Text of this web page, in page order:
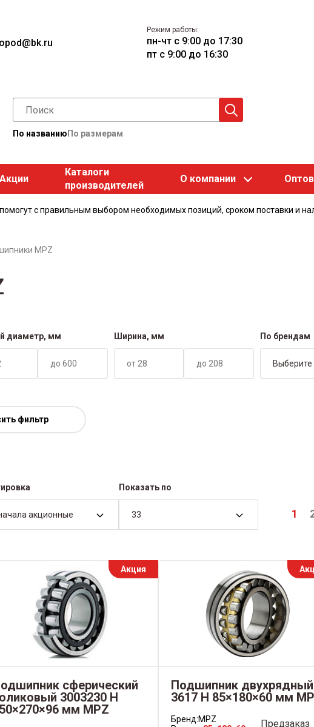
Режим работы:
пн-чт с 9:00 до 17:30
пт с 9:00 до 16:30
По названию По размерам
Акции
Каталоги
производителей
О компании
с правильным выбором необходимых позиций, сроком поставки и
MPZ
диаметр, мм Ширина, мм По брендам
Выберите
фильтр
акционные
Показать по
33 1
Акция
сферический
3003230 Н
мм MPZ
Подшипник двухрядный
3617 Н 85×180×60 мм
Бренд:MPZ
Предзаказ